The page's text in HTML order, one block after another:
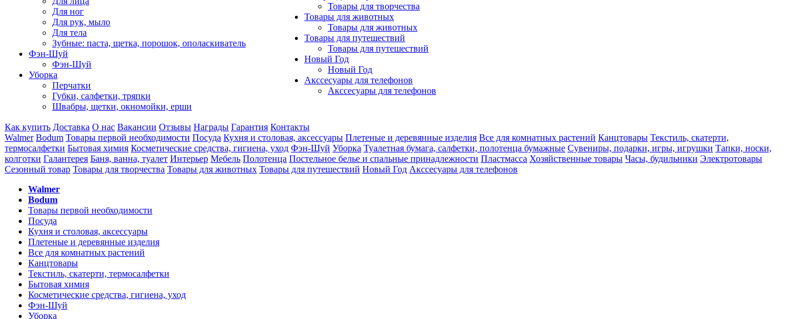
Для ног
Для рук, мыло
Для тела
Зубные: паста, щетка, порошок, ополаскиватель
Фэн-Шуй
Фэн-Шуй
Уборка
Перчатки
Губки, салфетки, тряпки
Швабры, щетки, окномойки, ерши
Товары для творчества
Товары для животных
Товары для животных
Товары для путешествий
Товары для путешествий
Новый Год
Новый Год
Акссесуары для телефонов
Акссесуары для телефонов
Как купить Доставка О нас Вакансии Отзывы Награды Гарантия Контакты
Walmer Bodum Товары первой необходимости Посуда Кухня и столовая, аксессуары Плетеные и деревянные изделия Все для комнатных растений Канцтовары Текстиль, скатерти,
термосалфетки Бытовая химия Косметические средства, гигиена, уход Фэн-Шуй Уборка Туалетная бумага, салфетки, полотенца бумажные Сувениры, подарки, игры, игрушки Тапки, носки,
колготки Галантерея Баня, ванна, туалет Интерьер Мебель Полотенца Постельное белье и спальные принадлежности Пластмасса Хозяйственные товары Часы, будильники Электротовары
Сезонный товар Товары для творчества Товары для животных Товары для путешествий Новый Год Акссесуары для телефонов
Walmer
Bodum
Товары первой необходимости
Посуда
Кухня и столовая, аксессуары
Плетеные и деревянные изделия
Все для комнатных растений
Канцтовары
Текстиль, скатерти, термосалфетки
Бытовая химия
Косметические средства, гигиена, уход
Фэн-Шуй
Уборка